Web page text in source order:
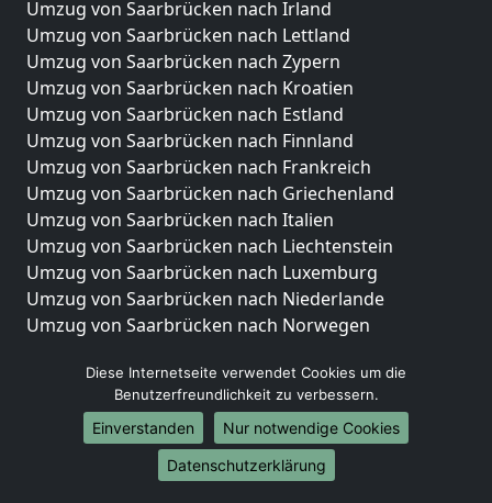
Umzug von Saarbrücken nach Irland
Umzug von Saarbrücken nach Lettland
Umzug von Saarbrücken nach Zypern
Umzug von Saarbrücken nach Kroatien
Umzug von Saarbrücken nach Estland
Umzug von Saarbrücken nach Finnland
Umzug von Saarbrücken nach Frankreich
Umzug von Saarbrücken nach Griechenland
Umzug von Saarbrücken nach Italien
Umzug von Saarbrücken nach Liechtenstein
Umzug von Saarbrücken nach Luxemburg
Umzug von Saarbrücken nach Niederlande
Umzug von Saarbrücken nach Norwegen
Umzüge-Deutschlandweit
Umzug von Saarbrücken nach Berlin
Umzug von Saarbrücken nach Hamburg
Umzug von Saarbrücken nach München
Umzug von Saarbrücken nach Köln
Diese Internetseite verwendet Cookies um die
Benutzerfreundlichkeit zu verbessern.
Einverstanden
Nur notwendige Cookies
Datenschutzerklärung